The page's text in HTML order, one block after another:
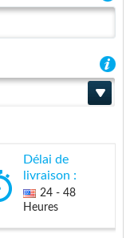
Délai de
livraison :
24 - 48
Heures